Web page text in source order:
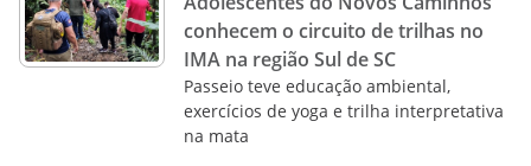
conhecem o circuito de trilhas no
IMA na região Sul de SC
Passeio teve educação ambiental,
exercícios de yoga e trilha interpretativa
na mata